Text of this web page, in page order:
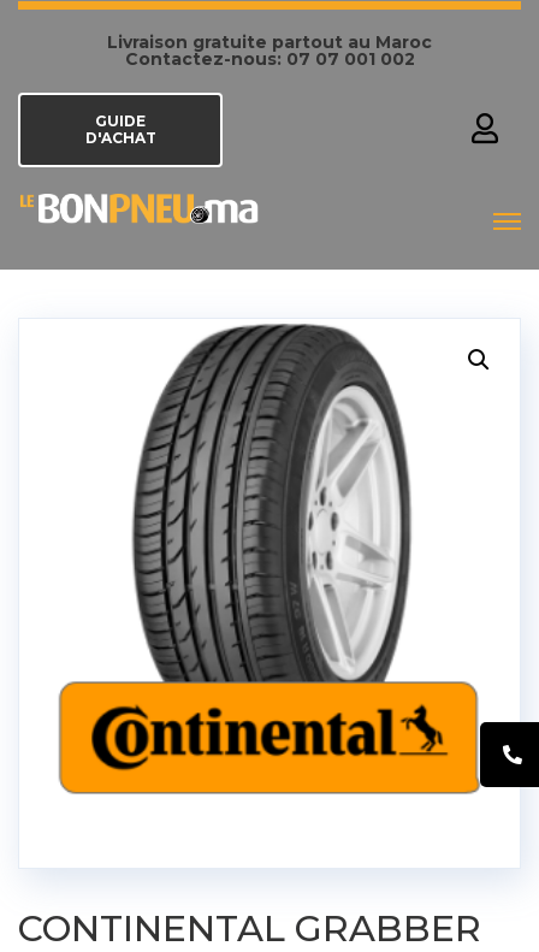
Livraison gratuite partout au Maroc
Contactez-nous: 07 07 001 002
GUIDE
D'ACHAT
CONTINENTAL GRABBER